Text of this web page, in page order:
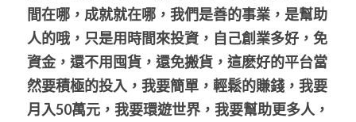
間在哪，成就就在哪，我們是善的事業，是幫助
人的哦，只是用時間來投資，自己創業多好，免
資金，還不用囤貨，還免搬貨，這麽好的平台當
然要積極的投入，我要簡單，輕鬆的賺錢，我要
月入50萬元，我要環遊世界，我要幫助更多人，